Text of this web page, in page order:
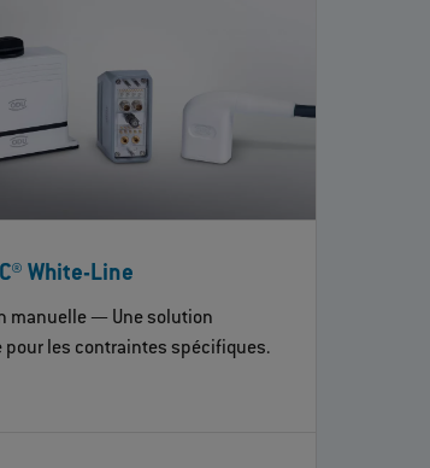
White-Line
manuelle — Une solution
pour les contraintes spécifiques.